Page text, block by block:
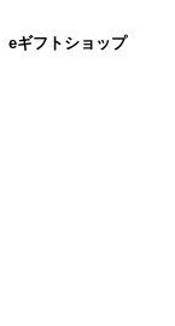
eギフトショップ